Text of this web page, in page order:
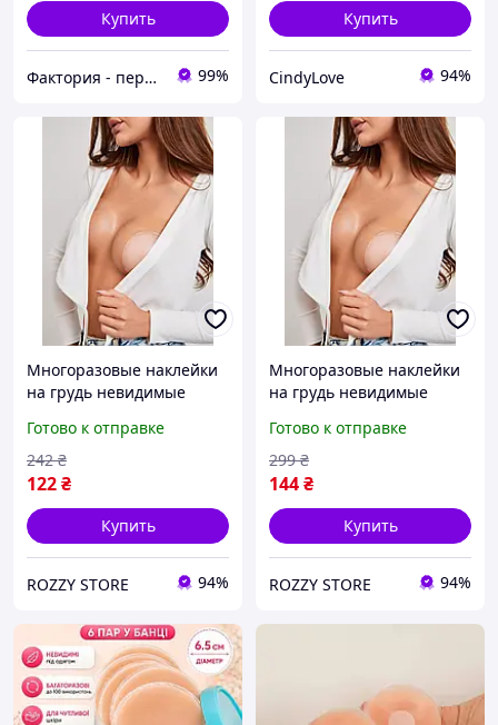
Купить
Фактория - персональная техника 99%
Купить
CindyLove 94%
Многоразовые наклейки
на грудь невидимые
силиконовые наклейки
стикини на клейкой
основе круг 6,5 см
Готово к отправке
122₴
242 ₴
Купить
ROZZY STORE 94%
Многоразовые наклейки
на грудь невидимые
силиконовые наклейки
стикини на клейкой
основе круг 10 см
Готово к отправке
144₴
299 ₴
Купить
ROZZY STORE 94%